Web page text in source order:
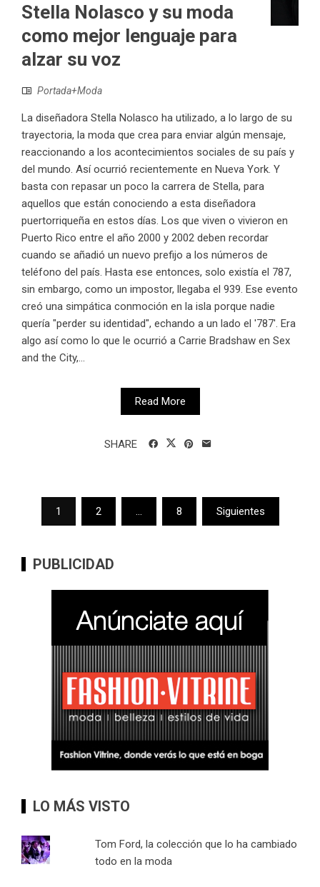
Stella Nolasco y su moda
como mejor lenguaje para
alzar su voz
Portada+Moda
La diseñadora Stella Nolasco ha utilizado, a lo largo de su
trayectoria, la moda que crea para enviar algún mensaje,
reaccionando a los acontecimientos sociales de su país y
del mundo. Así ocurrió recientemente en Nueva York. Y
basta con repasar un poco la carrera de Stella, para
aquellos que están conociendo a esta diseñadora
puertorriqueña en estos días. Los que viven o vivieron en
Puerto Rico entre el año 2000 y 2002 deben recordar
cuando se añadió un nuevo prefijo a los números de
teléfono del país. Hasta ese entonces, solo existía el 787,
sin embargo, como un impostor, llegaba el 939. Ese evento
creó una simpática conmoción en la isla porque nadie
quería "perder su identidad", echando a un lado el '787'. Era
algo así como lo que le ocurrió a Carrie Bradshaw en Sex
and the City,...
Read More
SHARE
Paginación
entradas
1 2 8 Siguientes
PUBLICIDAD
LO MÁS VISTO
Tom Ford, la colección que lo ha cambiado
todo en la moda